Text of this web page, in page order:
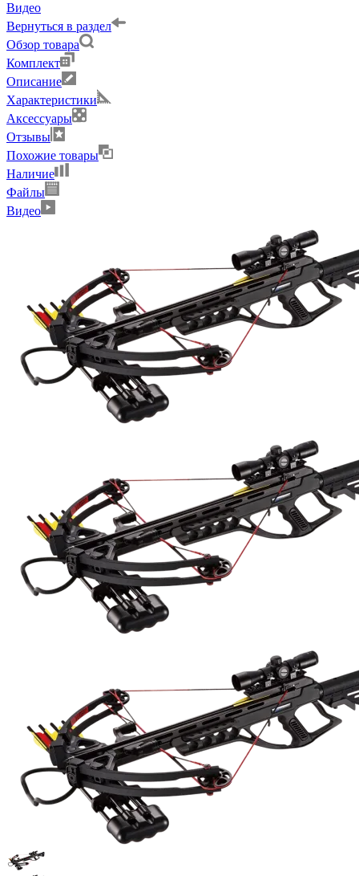
Видео
Вернуться в раздел
Обзор товара
Комплект
Описание
Характеристики
Аксессуары
Отзывы
Похожие товары
Наличие
Файлы
Видео